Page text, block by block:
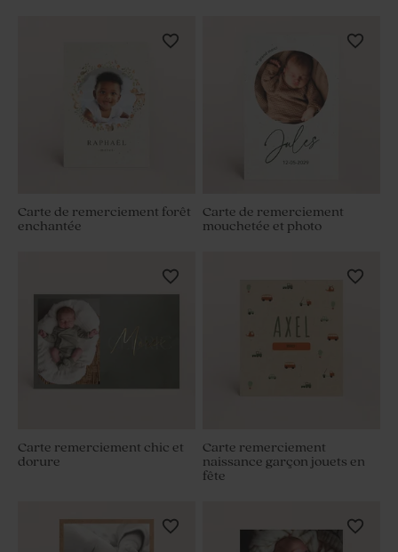
Carte de remerciement forêt
enchantée
Carte de remerciement
mouchetée et photo
Carte remerciement chic et
dorure
Carte remerciement
naissance garçon jouets en
fête